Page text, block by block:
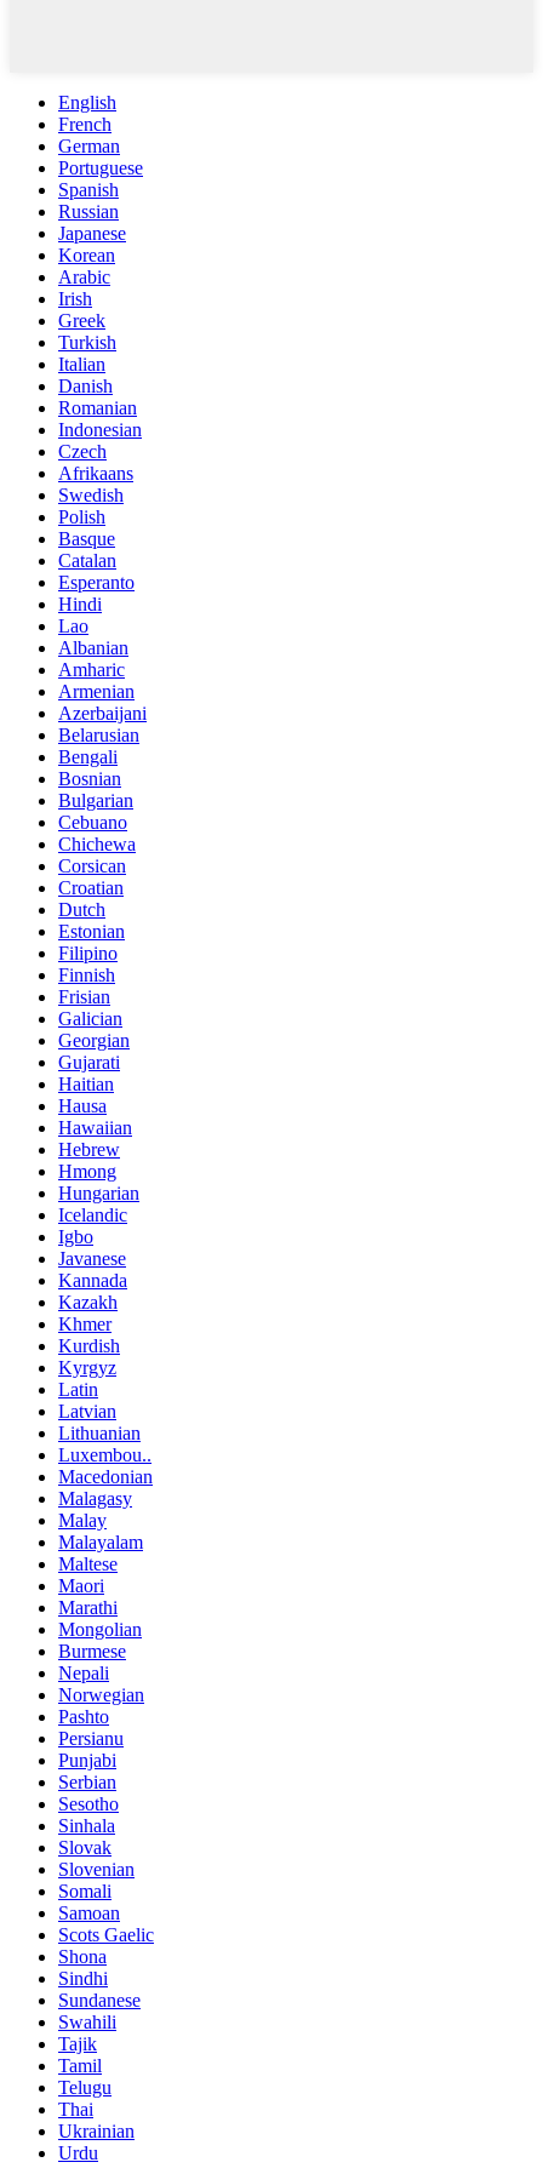
English
French
German
Portuguese
Spanish
Russian
Japanese
Korean
Arabic
Irish
Greek
Turkish
Italian
Danish
Romanian
Indonesian
Czech
Afrikaans
Swedish
Polish
Basque
Catalan
Esperanto
Hindi
Lao
Albanian
Amharic
Armenian
Azerbaijani
Belarusian
Bengali
Bosnian
Bulgarian
Cebuano
Chichewa
Corsican
Croatian
Dutch
Estonian
Filipino
Finnish
Frisian
Galician
Georgian
Gujarati
Haitian
Hausa
Hawaiian
Hebrew
Hmong
Hungarian
Icelandic
Igbo
Javanese
Kannada
Kazakh
Khmer
Kurdish
Kyrgyz
Latin
Latvian
Lithuanian
Luxembou..
Macedonian
Malagasy
Malay
Malayalam
Maltese
Maori
Marathi
Mongolian
Burmese
Nepali
Norwegian
Pashto
Persianu
Punjabi
Serbian
Sesotho
Sinhala
Slovak
Slovenian
Somali
Samoan
Scots Gaelic
Shona
Sindhi
Sundanese
Swahili
Tajik
Tamil
Telugu
Thai
Ukrainian
Urdu